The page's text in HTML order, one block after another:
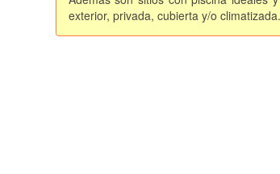
exterior, privada, cubierta y/o climatizada.